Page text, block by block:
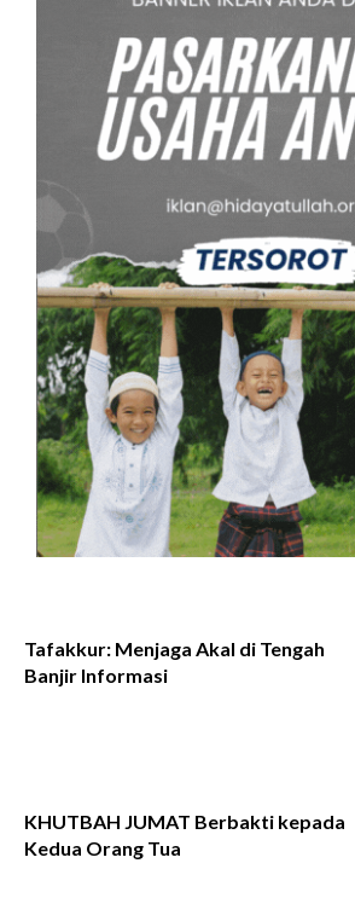
Tafakkur: Menjaga Akal di Tengah
Banjir Informasi
KHUTBAH JUMAT Berbakti kepada
Kedua Orang Tua